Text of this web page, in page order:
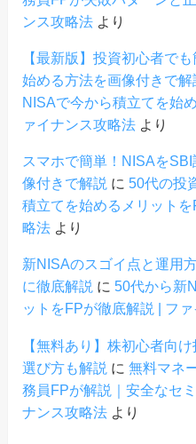
ンス攻略法より
【最新版】投資初心者で
始める方法を画像付きで解
NISAで今から積立てを始
ァイナンス攻略法より
スマホで簡単！NISAを
像付きで解説 に 50代の投
積立てを始めるメリット
略法より
新NISAのスゴイ点と運用
に徹底解説 に 50代から新
ットをFPが徹底解説 | フ
【無料あり】株初心者向
選び方も解説 に 無料マネ
務員FPが解説｜安全なセ
ナンス攻略法より